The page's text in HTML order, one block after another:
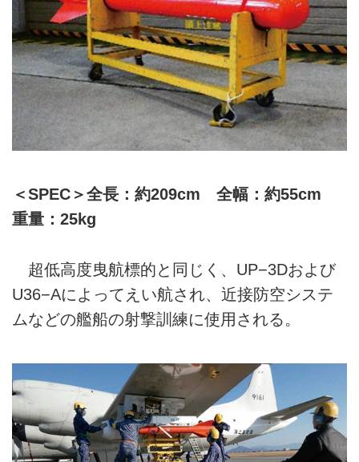
＜SPEC＞全長：約209cm 全幅：約55cm
重量：25kg
超低高度曳航標的と同じく、UP−3Dおよび
U36−Aによってえい航され、近接防空システ
ムなどの艦船の射撃訓練に使用される。